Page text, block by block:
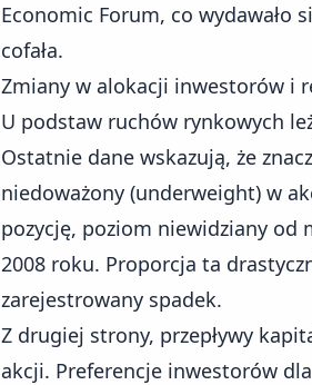
Economic Forum, co wydawało
cofała.
Zmiany w alokacji inwestorów i
U podstaw ruchów rynkowych
Ostatnie dane wskazują, że
niedoważony (underweight) w
pozycję, poziom niewidziany od
2008 roku. Proporcja ta
zarejestrowany spadek.
Z drugiej strony, przepływy
akcji. Preferencje inwestorów